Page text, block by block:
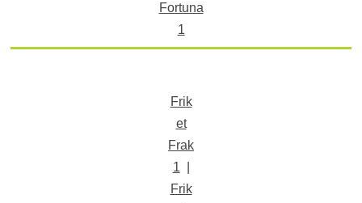
Fortuna
1
Frik
et
Frak
1
Frik